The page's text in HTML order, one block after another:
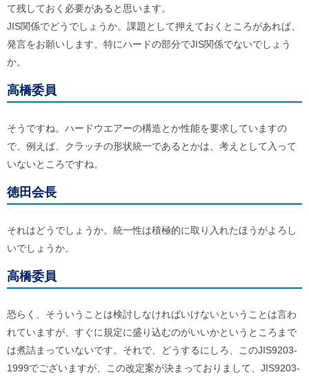
て残しておく必要があると思います。
JIS関係でどうでしょうか。課題として押えておくところがあれば、
発言をお願いします。特にハードの部分でJIS関係でないでしょう
か。
高橋委員
そうですね。ハードウエアーの構造とか性能を要求していますの
で、例えば、クラッチの形状統一であるとかは、考えとして入って
いないところですね。
徳田会長
それはどうでしょうか。統一性は積極的に取り入れたほうがよろし
いでしょうか。
高橋委員
恐らく、そういうことは検討しなければいけないということは言わ
れていますが、すぐに規定に盛り込むのがいいかというところまで
は煮詰まっていないです。それで、どうするにしろ、このJIS9203-
1999でございますが、この改定案が決まっておりまして、JIS9203-